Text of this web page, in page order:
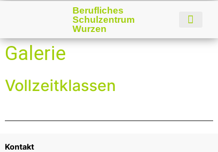
Berufliches
Schulzentrum
Wurzen
Galerie
Vollzeitklassen
Kontakt